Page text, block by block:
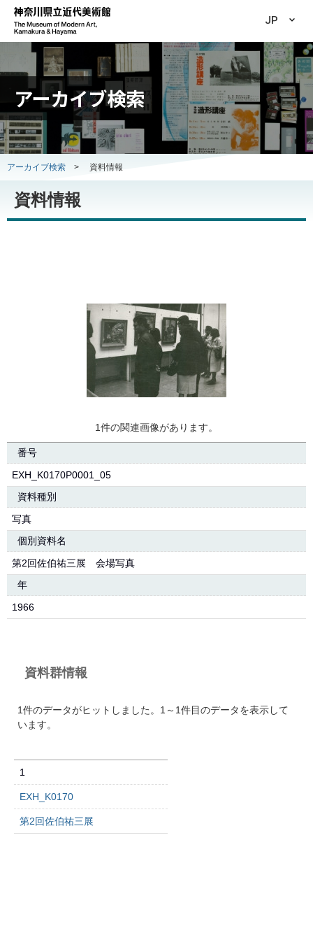
JP
アーカイブ検索
アーカイブ検索 > 資料情報
資料情報
1件の関連画像があります。
番号
EXH_K0170P0001_05
資料種別
写真
個別資料名
第2回佐伯祐三展 会場写真
年
1966
資料群情報
1件のデータがヒットしました。1～1件目のデータを表示して
います。
1
EXH_K0170
第2回佐伯祐三展